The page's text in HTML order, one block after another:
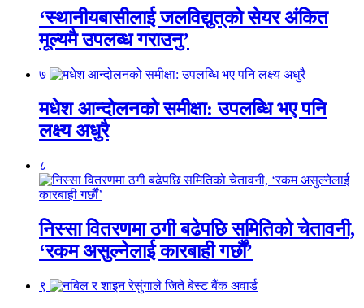
‘स्थानीयबासीलाई जलविद्युत्‌को सेयर अंकित
मूल्यमै उपलब्ध गराउनु’
७
मधेश आन्दोलनको समीक्षा: उपलब्धि भए पनि
लक्ष्य अधुरै
८
निस्सा वितरणमा ठगी बढेपछि समितिको चेतावनी,
‘रकम असुल्नेलाई कारबाही गर्छाैं’
९